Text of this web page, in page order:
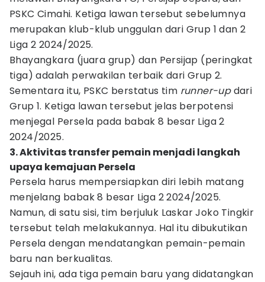
PSKC Cimahi. Ketiga lawan tersebut sebelumnya
merupakan klub-klub unggulan dari Grup 1 dan 2
Liga 2 2024/2025.
Bhayangkara (juara grup) dan Persijap (peringkat
tiga) adalah perwakilan terbaik dari Grup 2.
Sementara itu, PSKC berstatus tim runner-updari
Grup 1. Ketiga lawan tersebut jelas berpotensi
menjegal Persela pada babak 8 besar Liga 2
2024/2025.
3. Aktivitas transfer pemain menjadi langkah
upaya kemajuan Persela
Persela harus mempersiapkan diri lebih matang
menjelang babak 8 besar Liga 2 2024/2025.
Namun, di satu sisi, tim berjuluk Laskar Joko Tingkir
tersebut telah melakukannya. Hal itu dibukutikan
Persela dengan mendatangkan pemain-pemain
baru nan berkualitas.
Sejauh ini, ada tiga pemain baru yang didatangkan